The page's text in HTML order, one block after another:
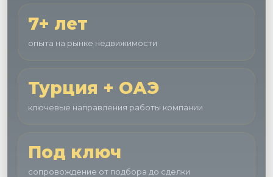
7+ лет
опыта на рынке недвижимости
Турция + ОАЭ
ключевые направления работы компании
Под ключ
сопровождение от подбора до сделки